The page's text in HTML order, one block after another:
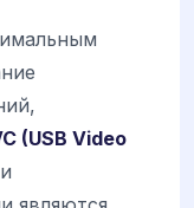
(USB Video